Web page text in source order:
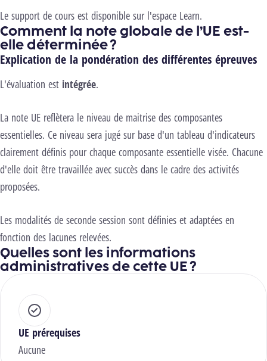
Le support de cours est disponible sur l'espace Learn.
Comment la note globale de l’UE est-
elle déterminée ?
Explication de la pondération des différentes épreuves
L'évaluation est intégrée.
La note UE reflètera le niveau de maitrise des composantes
essentielles. Ce niveau sera jugé sur base d'un tableau d'indicateurs
clairement définis pour chaque composante essentielle visée. Chacune
d'elle doit être travaillée avec succès dans le cadre des activités
proposées.
Les modalités de seconde session sont définies et adaptées en
fonction des lacunes relevées.
Quelles sont les informations
administratives de cette UE ?
UE prérequises
Aucune